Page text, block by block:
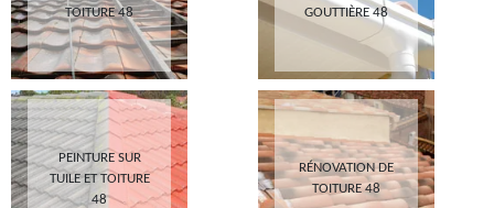
TOITURE 48
GOUTTIÈRE 48
PEINTURE SUR
TUILE ET TOITURE
48
RÉNOVATION DE
TOITURE 48